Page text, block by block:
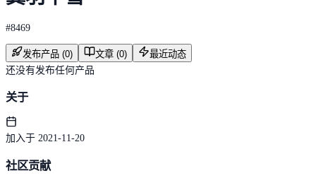
#8469
发布产品 (0) 文章 (0)
最近动态
还没有发布任何产品
关于
加入于 2021-11-20
社区贡献